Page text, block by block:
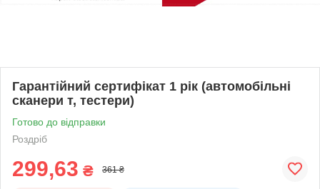
Гарантійний сертифікат 1 рік (автомобільні
сканери т, тестери)
Готово до відправки
Роздріб
299,63 ₴ 361 ₴